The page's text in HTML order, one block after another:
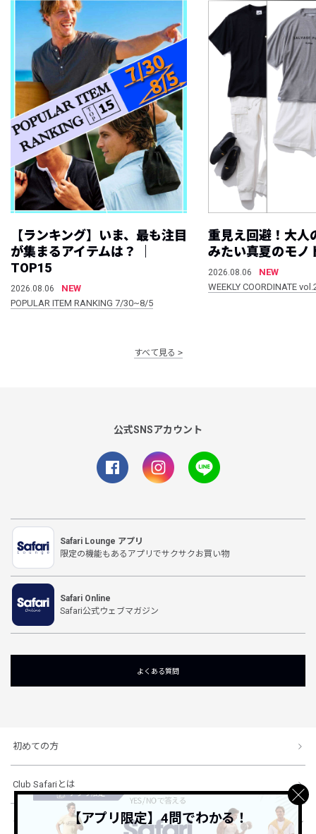
【ランキング】いま、最も注目
が集まるアイテムは？ ｜
TOP15
2026.08.06
NEW
POPULAR ITEM RANKING 7/30~8/5
重見え回避！大人
みたい真夏のモノ
2026.08.06
NEW
WEEKLY COORDINATE
すべて見る
公式SNSアカウント
Safari Lounge アプリ
限定の機能もあるアプリでサクサクお買い物
Safari Online
Safari公式ウェブマガジン
よくある質問
初めての方
Club Safariとは
ショッピングガイド【アプリ限定】4問でわかる！